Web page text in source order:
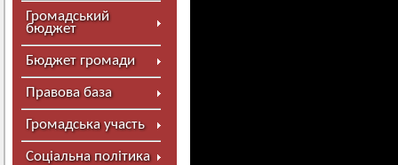
Громадський
бюджет
Бюджет громади
Правова база
Громадська участь
Соціальна політика